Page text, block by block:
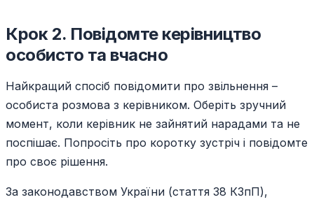
Крок 2. Повідомте керівництво
особисто та вчасно
Найкращий спосіб повідомити про звільнення –
особиста розмова з керівником. Оберіть зручний
момент, коли керівник не зайнятий нарадами та не
поспішає. Попросіть про коротку зустріч і повідомте
про своє рішення.
За законодавством України (стаття 38 КЗпП),